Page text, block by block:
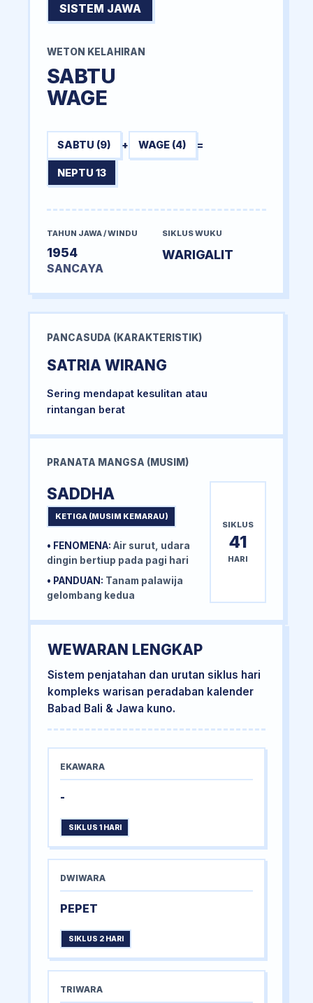
SISTEM JAWA
WETON KELAHIRAN
SABTU
WAGE
SABTU (9) + WAGE (4) =
NEPTU 13
TAHUN JAWA / WINDU
1954
SANCAYA
SIKLUS WUKU
WARIGALIT
PANCASUDA (KARAKTERISTIK)
SATRIA WIRANG
Sering mendapat kesulitan atau
rintangan berat
PRANATA MANGSA (MUSIM)
SADDHA
KETIGA (MUSIM KEMARAU)
• FENOMENA: Air surut, udara
dingin bertiup pada pagi hari
• PANDUAN: Tanam palawija
gelombang kedua
SIKLUS
41
HARI
WEWARAN LENGKAP
Sistem penjatahan dan urutan siklus hari
kompleks warisan peradaban kalender
Babad Bali & Jawa kuno.
EKAWARA
-
SIKLUS 1 HARI
DWIWARA
PEPET
SIKLUS 2 HARI
TRIWARA